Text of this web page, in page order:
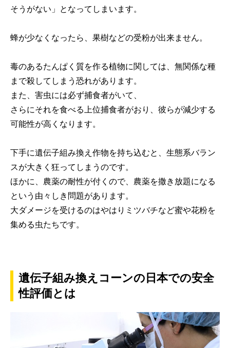
そうがない」となってしまいます。
蜂が少なくなったら、果樹などの受粉が出来ません。
毒のあるたんぱく質を作る植物に関しては、無関係な種
まで殺してしまう恐れがあります。
また、害虫には必ず捕食者がいて、
さらにそれを食べる上位捕食者がおり、彼らが減少する
可能性が高くなります。
下手に遺伝子組み換え作物を持ち込むと、生態系バラン
スが大きく狂ってしまうのです。
ほかに、農薬の耐性が付くので、農薬を撒き放題になる
という由々しき問題があります。
大ダメージを受けるのはやはりミツバチなど蜜や花粉を
集める虫たちです。
遺伝子組み換えコーンの日本での安全
性評価とは